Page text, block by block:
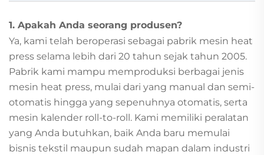
1. Apakah Anda seorang produsen?
Ya, kami telah beroperasi sebagai pabrik mesin heat
press selama lebih dari 20 tahun sejak tahun 2005.
Pabrik kami mampu memproduksi berbagai jenis
mesin heat press, mulai dari yang manual dan semi-
otomatis hingga yang sepenuhnya otomatis, serta
mesin kalender roll-to-roll. Kami memiliki peralatan
yang Anda butuhkan, baik Anda baru memulai
bisnis tekstil maupun sudah mapan dalam industri